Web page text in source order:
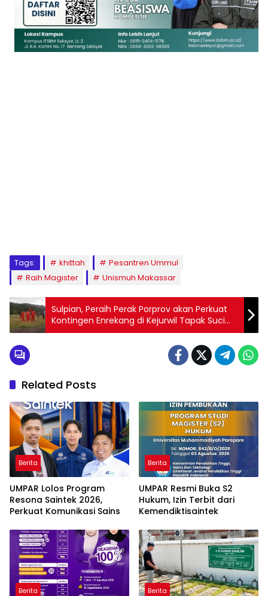
Tags: khittah
Pesantren Ummul
Raih Magister
Unismuh Makassar
Sulpian, Peraih Perak Porprov akan Perkuat
Kontingen Enrekang di Kejurwil Tapak Suci
Sulsel
Related Posts
Berita
UMPAR Lolos Program
Resona Saintek 2026,
Perkuat Komunikasi Sains
Berita
UMPAR Resmi Buka S2
Hukum, Izin Terbit dari
Kemendiktisaintek
Berita Berita